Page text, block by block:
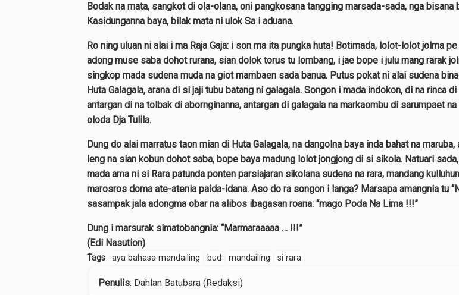
Bodak na mata, sangkot di ola-olana, oni pangkosana tangging marsada-sada, nga bisana
Kasidunganna baya, bilak mata ni ulok Sa i aduana.
Ro ning uluan ni alai i ma Raja Gaja: i son ma ita pungka huta! Botimada, lolot-lolot jolma
adong muse saba dohot rurana, sian dolok torus tu lombang, i jae bope i julu mang rarak
singkop mada sudena muda na giot mambaen sada banua. Putus pokat ni alai sudena
Huta Galagala, arana di si jaji tubu batang ni galagala. Songon i mada indokon, di na rinca
antargan di na tolbak di abornginanna, antargan di galagala na markaombu di sarumpaet
oloda Dja Tulila.
Dung do alai marratus taon mian di Huta Galagala, na dangolna baya inda bahat na maruba,
leng na sian kobun dohot saba, bope baya madung lolot jongjong di si sikola. Natuari
mada ama ni si Rara patunda ponten parsiajaran sikolana sudena na rara, mandang
marosros doma ate-atenia paida-idana. Aso do ra songon i langa? Marsapa amangnia tu
sasampak jala adongma obar na alibos ibagasan roana: “mago Poda Na Lima !!!”
Dung i marsurak simatobangnia: “Marmaraaaaa … !!!”
(Edi Nasution)
Tags aya bahasa mandailing bud mandailing si rara
Penulis: Dahlan Batubara (Redaksi)